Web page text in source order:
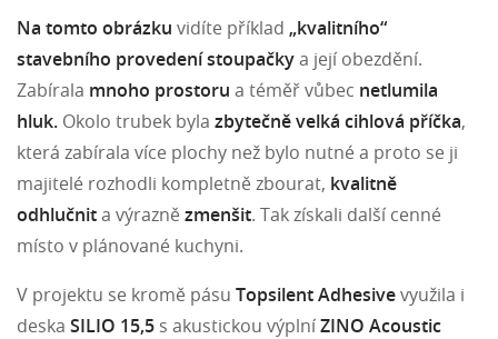
Na tomto obrázku vidíte příklad „kvalitního“
stavebního provedení stoupačkya její obezdění.
Zabírala mnoho prostoru a téměř vůbec netlumila
hluk. Okolo trubek byla zbytečně velká cihlová příčka,
která zabírala více plochy než bylo nutné a proto se ji
majitelé rozhodli kompletně zbourat, kvalitně
odhlučnita výrazně zmenšit. Tak získali další cenné
místo v plánované kuchyni.
V projektu se kromě pásu Topsilent Adhesivevyužila i
deska SILIO 15,5 s akustickou výplníZINO Acoustic